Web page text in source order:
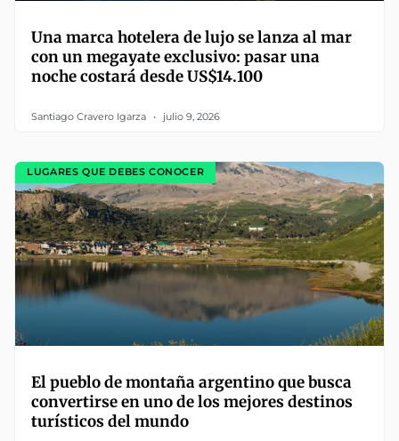
Una marca hotelera de lujo se lanza al mar
con un megayate exclusivo: pasar una
noche costará desde US$14.100
Santiago Cravero Igarza julio 9, 2026
LUGARES QUE DEBES CONOCER
El pueblo de montaña argentino que busca
convertirse en uno de los mejores destinos
turísticos del mundo